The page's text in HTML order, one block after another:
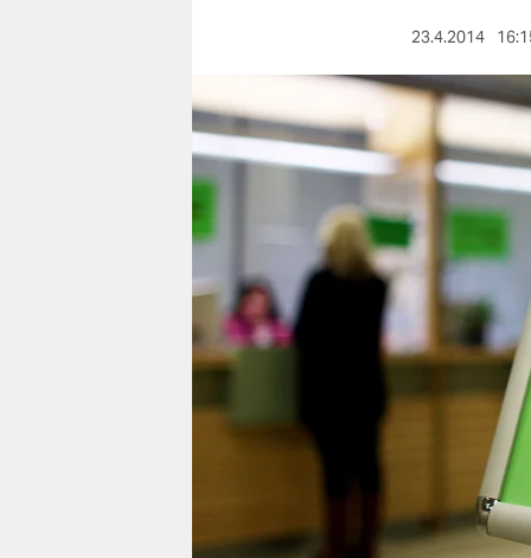
wahrheit
verlag
verlag
veranstaltungen
shop
fragen & hilfe
unterstützen
23.4.2014